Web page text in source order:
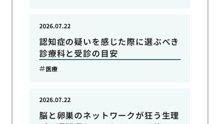
認知症の疑いを感じた際に選ぶべき
診療科と受診の目安
2026.07.22
医療
脳と卵巣のネットワークが狂う生理
2026.07.22